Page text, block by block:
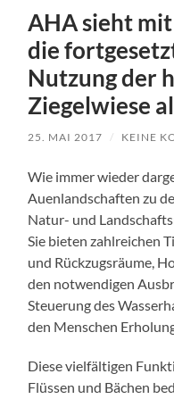
AHA sieht
die
Nutzung der
Ziegelwiese
25. MAI 2017 / KEINE
Wie immer wieder
Auenlandschaften zu
Natur- und
Sie bieten zahlreichen
und Rückzugsräume,
den notwendigen
Steuerung des
den Menschen
Diese vielfältigen
Flüssen und Bächen